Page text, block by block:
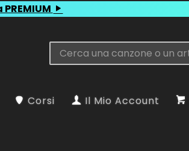
Corsi Il Mio Account